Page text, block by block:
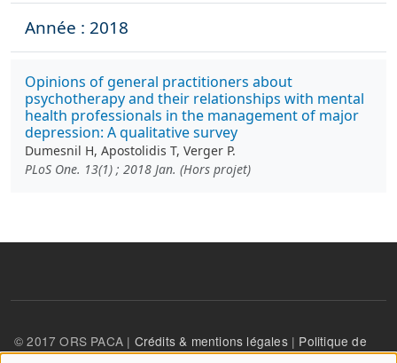
Année : 2018
Opinions of general practitioners about
psychotherapy and their relationships with mental
health professionals in the management of major
depression: A qualitative survey
Dumesnil H, Apostolidis T, Verger P.
PLoS One. 13(1) ; 2018 Jan. (Hors projet)
© 2017 ORS PACA | Crédits & mentions légales| Politique de
confidentialité